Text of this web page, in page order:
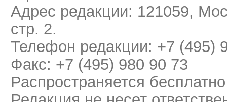
Адрес редакции: 121059,
стр. 2.
Телефон редакции: +7 (495)
Факс: +7 (495) 980 90 73
Распространяется бесплатно